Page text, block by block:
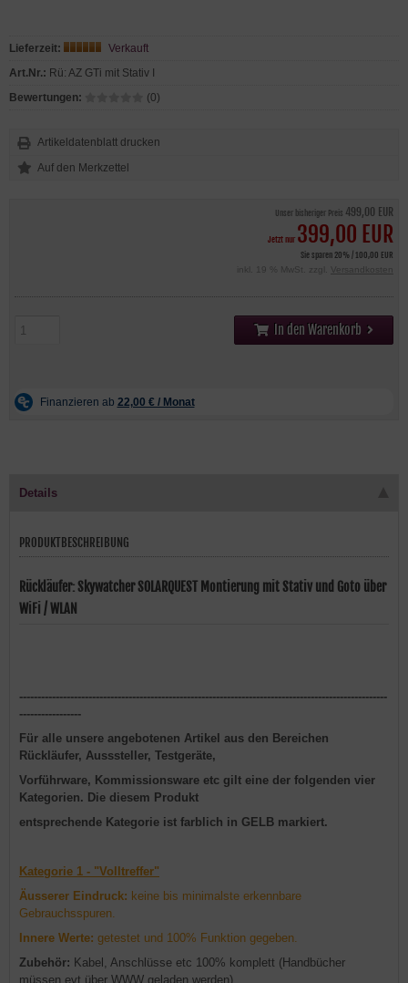
Unser bisheriger Preis 499,00 EUR
Jetzt nur 399,00 EUR
Sie sparen 20% / 100,00 EUR
inkl. 19 % MwSt. zzgl.
Versandkosten
In den Warenkorb
Lieferzeit:
Verkauft
Art.Nr.: Rü: AZ GTi mit Stativ I
Bewertungen:
(0)
Artikeldatenblatt drucken
Details
PRODUKTBESCHREIBUNG
Rückläufer: Skywatcher SOLARQUEST Montierung mit Stativ und Goto über
WiFi / WLAN
-----------------------------------------------------------------------------------------------------
-----------------
Für alle unsere angebotenen Artikel aus den Bereichen
Rückläufer, Ausssteller, Testgeräte,
Vorführware, Kommissionsware etc gilt eine der folgenden vier
Kategorien. Die diesem Produkt
entsprechende Kategorie ist farblich in GELB markiert.
Kategorie 1 - "Volltreffer"
Äusserer Eindruck: keine bis minimalste erkennbare
Gebrauchsspuren.
Innere Werte: getestet und 100% Funktion gegeben.
Zubehör: Kabel, Anschlüsse etc 100% komplett (Handbücher
müssen evt über WWW geladen werden)